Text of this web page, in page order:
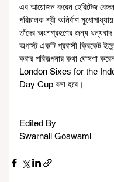
এর আয়োজন করেন হেরিটেজ
পরিচালক শ্রী অনির্বাণ
তাঁদের অংশগ্রহণের জন্য
অগাস্ট একটি প্রবাসী ক্রিকেট
করার পরিকল্পনার কথা ঘোষণা
London Sixes for the
Day Cup বলা হবে।
Edited By
Swarnali Goswami